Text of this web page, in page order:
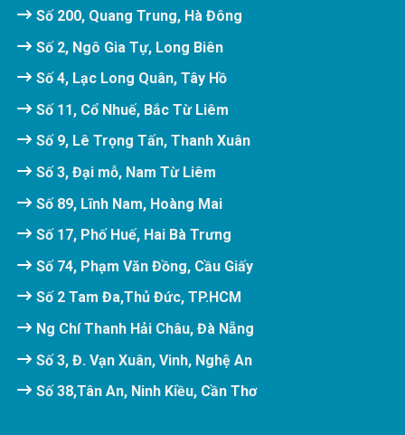
Số 200, Quang Trung, Hà Đông
Số 2, Ngô Gia Tự, Long Biên
Số 4, Lạc Long Quân, Tây Hồ
Số 11, Cổ Nhuế, Bắc Từ Liêm
Số 9, Lê Trọng Tấn, Thanh Xuân
Số 3, Đại mỗ, Nam Từ Liêm
Số 89, Lĩnh Nam, Hoàng Mai
Số 17, Phố Huế, Hai Bà Trưng
Số 74, Phạm Văn Đồng, Cầu Giấy
Số 2 Tam Đa,Thủ Đức, TP.HCM
Ng Chí Thanh Hải Châu, Đà Nẵng
Số 3, Đ. Vạn Xuân, Vinh, Nghệ An
Số 38,Tân An, Ninh Kiều, Cần Thơ